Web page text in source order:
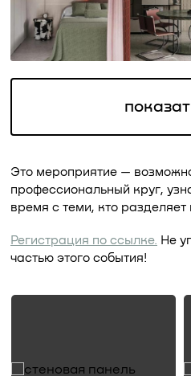
Это мероприятие —
профессиональный круг,
время с теми, кто разделяет
Регистрация по ссылке. Не
частью этого события!